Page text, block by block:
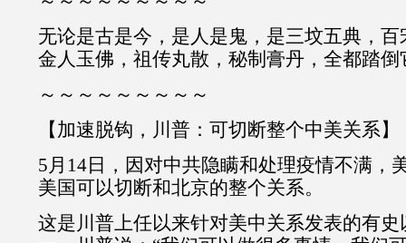
无论是古是今，是人是鬼，是三坟五典，
金人玉佛，祖传丸散，秘制膏丹，全都踏倒
～～～～～～～～～
【加速脱钩，川普：可切断整个中美关系】
5月14日，因对中共隐瞒和处理疫情不满，
美国可以切断和北京的整个关系。
这是川普上任以来针对美中关系发表的有